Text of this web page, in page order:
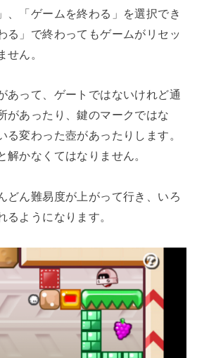
、「ゲームを終わる」を選択でき
る」で終わってもゲームがリセッ
せん。
あって、ゲートではないけれど通
があったり、鍵のマークではな
る変わった壺があったりします。
解かなくてはなりません。
どん難易度が上がって行き、いろ
るようになります。